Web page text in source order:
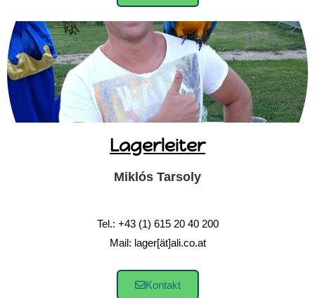
Lagerleiter
Miklós Tarsoly
Tel.: +43 (1) 615 20 40 200
Mail: lager[ät]ali.co.at
Kontakt